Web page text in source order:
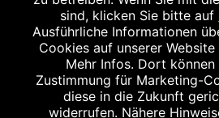
Angabe nach der deutschen Arzneimitteltaxe
(AEP). Der AEP ist keine unverbindliche
AEP ist ein von den Apotheken in Ansatz
Arzneimittel. Er entspricht in der Höhe dem
Abgabepreis, zu dem eine Apotheke in
unter 12 Jahren) das Produkt mit der
abrechnet. Der AEP ist der allgemeine
Kostenübernahme durch die gesetzlichen
sind, klicken Sie bitte auf
Ausführliche Informationen
Cookies auf unserer
Mehr Infos. Dort können
Zustimmung für Marketing-
diese in die Zukunft
widerrufen. Nähere